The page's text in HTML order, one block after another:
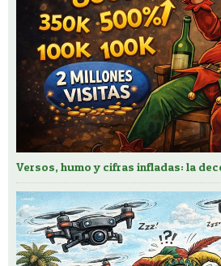
Versos, humo y cifras infladas: la